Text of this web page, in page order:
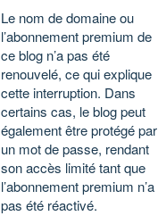
Le nom de domaine ou
l’abonnement premium de
ce blog n’a pas été
renouvelé, ce qui explique
cette interruption. Dans
certains cas, le blog peut
également être protégé par
un mot de passe, rendant
son accès limité tant que
l’abonnement premium n’a
pas été réactivé.